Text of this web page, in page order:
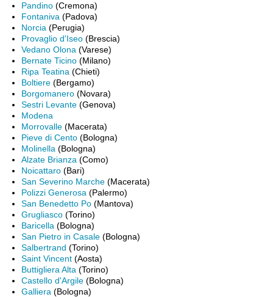
Pandino (Cremona)
Fontaniva (Padova)
Norcia (Perugia)
Provaglio d'Iseo (Brescia)
Vedano Olona (Varese)
Bernate Ticino (Milano)
Ripa Teatina (Chieti)
Boltiere (Bergamo)
Borgomanero (Novara)
Sestri Levante (Genova)
Modena
Morrovalle (Macerata)
Pieve di Cento (Bologna)
Molinella (Bologna)
Alzate Brianza (Como)
Noicattaro (Bari)
San Severino Marche (Macerata)
Polizzi Generosa (Palermo)
San Benedetto Po (Mantova)
Grugliasco (Torino)
Baricella (Bologna)
San Pietro in Casale (Bologna)
Salbertrand (Torino)
Saint Vincent (Aosta)
Buttigliera Alta (Torino)
Castello d'Argile (Bologna)
Galliera (Bologna)